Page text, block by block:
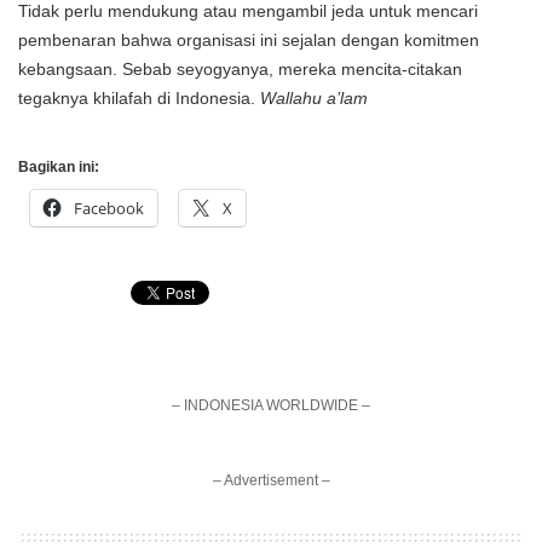
Tidak perlu mendukung atau mengambil jeda untuk mencari
pembenaran bahwa organisasi ini sejalan dengan komitmen
kebangsaan. Sebab seyogyanya, mereka mencita-citakan
tegaknya khilafah di Indonesia. Wallahu a’lam
Bagikan ini:
Facebook X
– INDONESIA WORLDWIDE –
– Advertisement –